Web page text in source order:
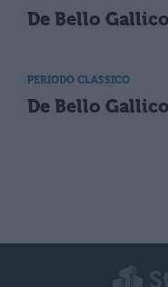
De Bello
PERIODO CLASSICO
De Bello